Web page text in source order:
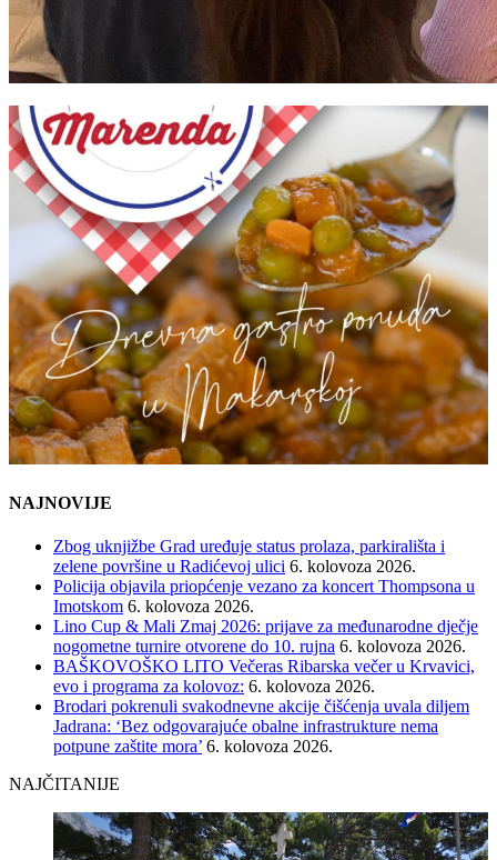
NAJNOVIJE
Zbog uknjižbe Grad uređuje status prolaza, parkirališta i
zelene površine u Radićevoj ulici 6. kolovoza 2026.
Policija objavila priopćenje vezano za koncert Thompsona u
Imotskom 6. kolovoza 2026.
Lino Cup & Mali Zmaj 2026: prijave za međunarodne dječje
nogometne turnire otvorene do 10. rujna 6. kolovoza 2026.
BAŠKOVOŠKO LITO Večeras Ribarska večer u Krvavici,
evo i programa za kolovoz: 6. kolovoza 2026.
Brodari pokrenuli svakodnevne akcije čišćenja uvala diljem
Jadrana: ‘Bez odgovarajuće obalne infrastrukture nema
potpune zaštite mora’ 6. kolovoza 2026.
NAJČITANIJE